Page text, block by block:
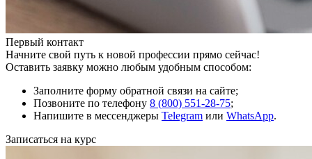
Первый контакт
Начните свой путь к новой профессии прямо сейчас!
Оставить заявку можно любым удобным способом:
Заполните форму обратной связи на сайте;
Позвоните по телефону 8 (800) 551-28-75;
Напишите в мессенджеры Telegram или WhatsApp.
Записаться на курс